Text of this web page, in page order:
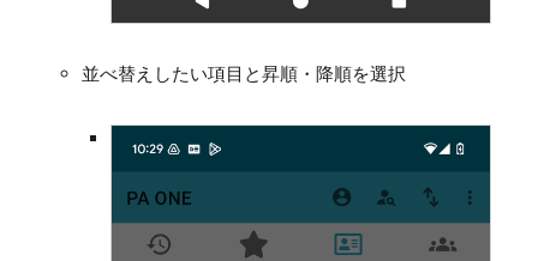
並べ替えしたい項目と昇順・降順を選択